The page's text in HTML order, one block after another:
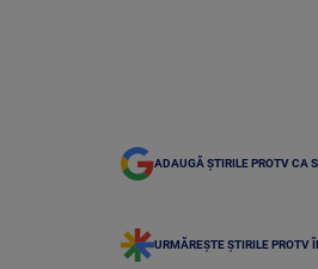
ADAUGĂ ȘTIRILE PROTV CA
URMĂREȘTE ȘTIRILE PROTV